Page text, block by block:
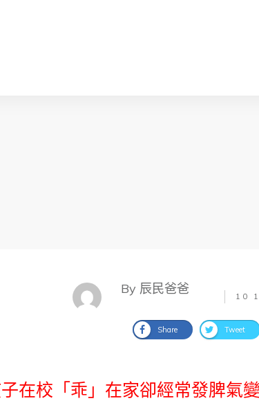
By 辰民爸爸 10
Share Tweet
在校「乖」在家卻經常發脾氣